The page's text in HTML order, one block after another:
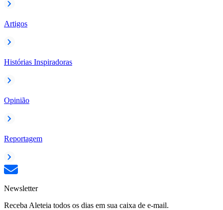
Artigos
Histórias Inspiradoras
Opinião
Reportagem
Newsletter
Receba Aleteia todos os dias em sua caixa de e-mail.